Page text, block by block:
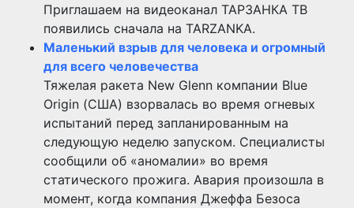
Приглашаем на видеоканал ТАРЗАНКА ТВ
появились сначала на TARZANKA.
Маленький взрыв для человека и огромный
для всего человечества
Тяжелая ракета New Glenn компании Blue
Origin (США) взорвалась во время огневых
испытаний перед запланированным на
следующую неделю запуском. Специалисты
сообщили об «аномалии» во время
статического прожига. Авария произошла в
момент, когда компания Джеффа Безоса